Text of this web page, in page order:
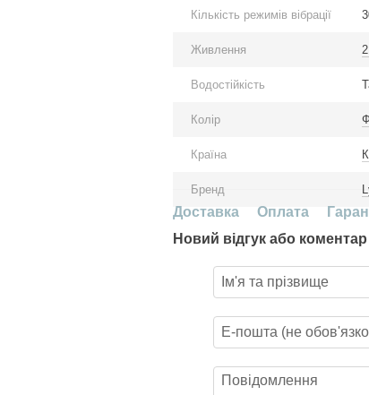
Кількість режимів вібрації
Живлення
Водостійкість
Колір
Країна
Бренд
Доставка Оплата
Новий відгук або коментар